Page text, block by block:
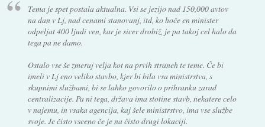
Tema je spet postala aktualna. Vsi se jezijo nad 150,000 avtov
na dan v Lj, nad cenami stanovanj, itd, ko hoče en minister
odpeljat 400 ljudi ven, kar je sicer drobiž, je pa takoj cel halo da
tega pa ne damo.
Ostalo vse še zmeraj velja kot na prvih straneh te teme. Če bi
imeli v Lj eno veliko stavbo, kjer bi bila vsa ministrstva, s
skupnimi službami, bi se lahko govorilo o prihranku zarad
centralizacije. Pa ni tega, država ima stotine stavb, nekatere celo
v najemu, in vsaka agencija, kaj šele ministrstvo, ima vse službe
svoje. Je čisto vseeno če je na čisto drugi lokaciji.